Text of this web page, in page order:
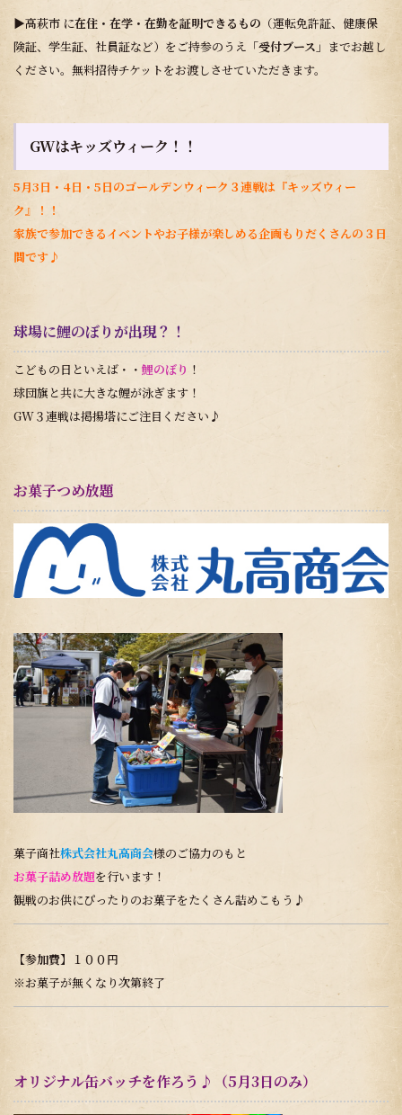
▶高萩市 に在住・在学・在勤を証明できるもの （運転免許証、健康保
険証、学生証、社員証など）をご持参のうえ 「受付ブース」 までお越し
ください。無料招待チケットをお渡しさせていただきます。
GWはキッズウィーク！！
5月3日・4日・5日のゴールデンウィーク３連戦は『キッズウィー
ク』！！
家族で参加できるイベントやお子様が楽しめる企画もりだくさんの３日
間です♪
球場に鯉のぼりが出現？！
こどもの日といえば・・ 鯉のぼり ！
球団旗と共に大きな鯉が泳ぎます！
GW３連戦は掲揚塔にご注目ください♪
お菓子つめ放題
菓子商社株式会社丸高商会様のご協力のもと
お菓子詰め放題を行います！
観戦のお供にぴったりのお菓子をたくさん詰めこもう♪
【参加費】 １００円
※お菓子が無くなり次第終了
オリジナル缶バッチを作ろう♪（5月3日のみ）